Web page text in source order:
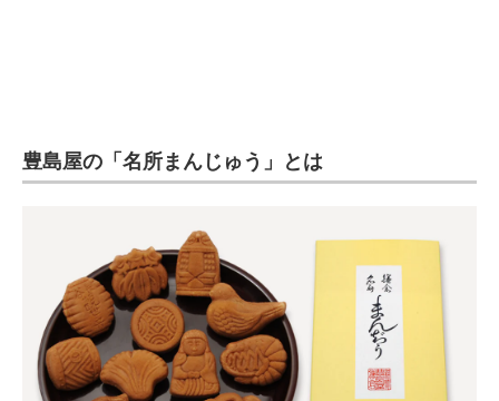
ちょっと気になるネットの話題
豊島屋の「名所まんじゅう」とは